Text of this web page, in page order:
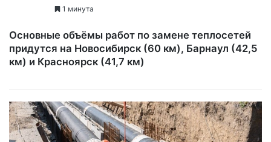
1 минута
Основные объёмы работ по замене теплосетей
придутся на Новосибирск (60 км), Барнаул (42,5
км) и Красноярск (41,7 км)